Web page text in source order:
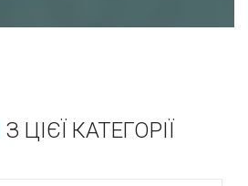
З ЦІЄЇ КАТЕГОРІЇ